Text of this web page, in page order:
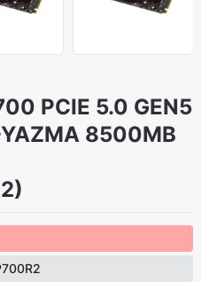
PCIE 5.0 GEN5
8500MB